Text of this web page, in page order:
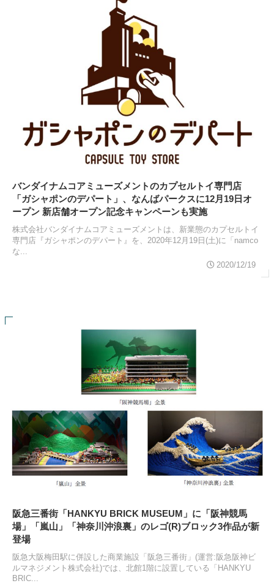
バンダイナムコアミューズメントのカプセルトイ専門店
「ガシャポンのデパート」、なんばパークスに12月19日オ
ープン 新店舗オープン記念キャンペーンも実施
株式会社バンダイナムコアミューズメントは、新業態のカプセルトイ
専門店『ガシャポンのデパート』を、2020年12月19日(土)に「namco
な...
2020/12/19
阪急三番街「HANKYU BRICK MUSEUM」に「阪神競馬
場」「嵐山」「神奈川沖浪裏」のレゴ(R)ブロック3作品が新
登場
阪急大阪梅田駅に併設した商業施設「阪急三番街」(運営:阪急阪神ビ
ルマネジメント株式会社)では、北館1階に設置している「HANKYU
BRIC...